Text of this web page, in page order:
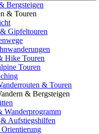
Bergsteigen
& Touren
Gipfeltouren
Hike Touren
Touren
& Touren
& Bergsteigen
Wanderprogramm
Aufstiegshilfen